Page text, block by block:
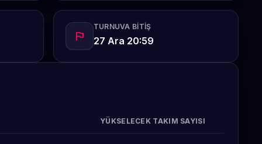
flag
TURNUVA BITIŞ
27 Ara 20:59
YÜKSELECEK TAKIM SAYISI